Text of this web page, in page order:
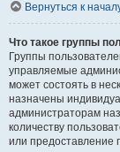
Вернуться к
Что такое группы
Группы
управляемые
может состоять в
назначены
администраторам
количеству
или предоставление